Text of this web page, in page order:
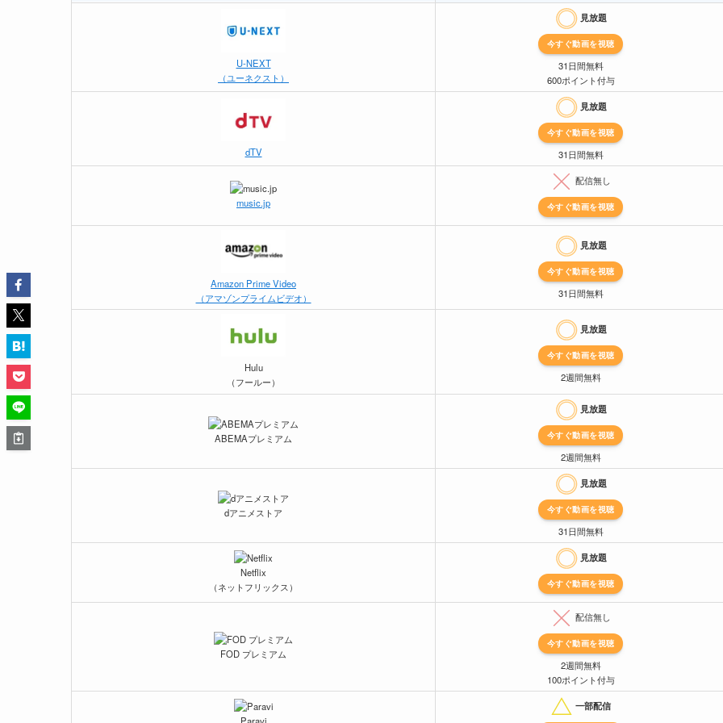
U-NEXT
（ユーネクスト）
見放題
今すぐ動画を視聴
31日間無料
600ポイント付与
dTV
見放題
今すぐ動画を視聴
31日間無料
music.jp
配信無し
今すぐ動画を視聴
Amazon Prime Video
（アマゾンプライムビデオ）
見放題
今すぐ動画を視聴
31日間無料
Hulu
（フールー）
見放題
今すぐ動画を視聴
2週間無料
ABEMAプレミアム
見放題
今すぐ動画を視聴
2週間無料
dアニメストア
見放題
今すぐ動画を視聴
31日間無料
Netflix
（ネットフリックス）
見放題
今すぐ動画を視聴
FOD プレミアム
配信無し
今すぐ動画を視聴
2週間無料
100ポイント付与
Paravi
一部配信